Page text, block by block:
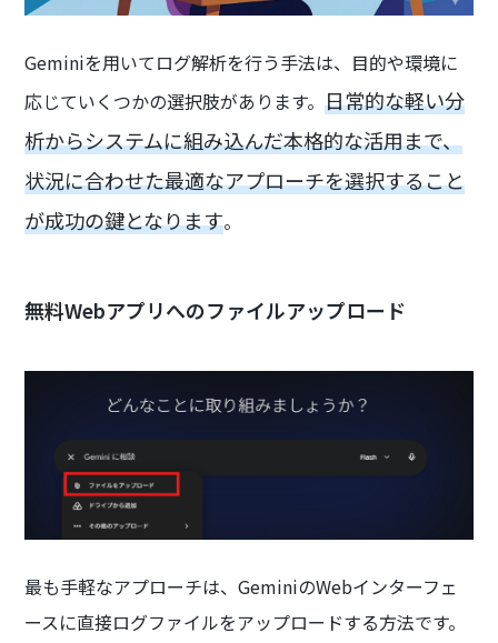
Geminiを用いてログ解析を行う手法は、目的や環境に
応じていくつかの選択肢があります。日常的な軽い分
析からシステムに組み込んだ本格的な活用まで、
状況に合わせた最適なアプローチを選択すること
が成功の鍵となります。
無料Webアプリへのファイルアップロード
最も手軽なアプローチは、GeminiのWebインターフェ
ースに直接ログファイルをアップロードする方法です。